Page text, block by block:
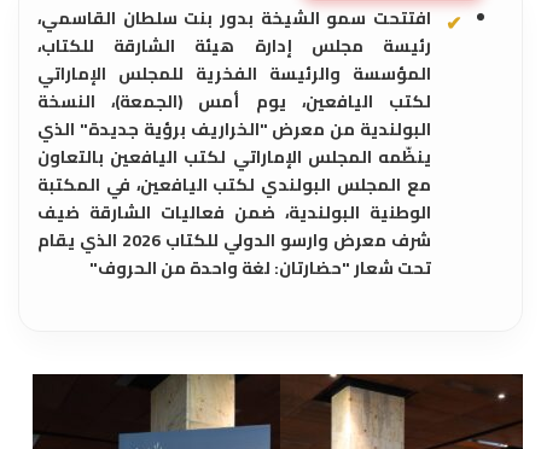
افتتحت سمو الشيخة بدور بنت سلطان القاسمي،
رئيسة مجلس إدارة هيئة الشارقة للكتاب،
المؤسسة والرئيسة الفخرية للمجلس الإماراتي
لكتب اليافعين، يوم أمس (الجمعة)، النسخة
البولندية من معرض "الخراريف برؤية جديدة" الذي
ينظّمه المجلس الإماراتي لكتب اليافعين بالتعاون
مع المجلس البولندي لكتب اليافعين، في المكتبة
الوطنية البولندية، ضمن فعاليات الشارقة ضيف
شرف معرض وارسو الدولي للكتاب 2026 الذي يقام
تحت شعار "حضارتان: لغة واحدة من الحروف"